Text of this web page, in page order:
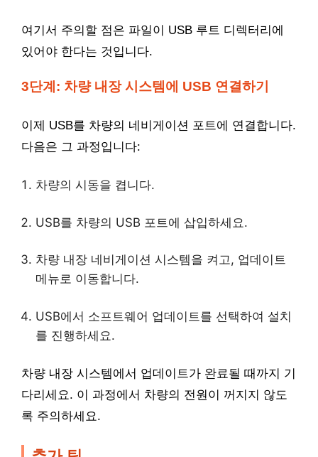
여기서 주의할 점은 파일이 USB 루트 디렉터리에
있어야 한다는 것입니다.
3단계: 차량 내장 시스템에 USB 연결하기
이제 USB를 차량의 네비게이션 포트에 연결합니다.
다음은 그 과정입니다:
차량의 시동을 켭니다.
USB를 차량의 USB 포트에 삽입하세요.
차량 내장 네비게이션 시스템을 켜고, 업데이트
메뉴로 이동합니다.
USB에서 소프트웨어 업데이트를 선택하여 설치
를 진행하세요.
차량 내장 시스템에서 업데이트가 완료될 때까지 기
다리세요. 이 과정에서 차량의 전원이 꺼지지 않도
록 주의하세요.